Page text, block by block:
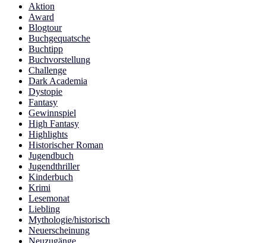
Aktion
Award
Blogtour
Buchgequatsche
Buchtipp
Buchvorstellung
Challenge
Dark Academia
Dystopie
Fantasy
Gewinnspiel
High Fantasy
Highlights
Historischer Roman
Jugendbuch
Jugendthriller
Kinderbuch
Krimi
Lesemonat
Liebling
Mythologie/historisch
Neuerscheinung
Neuzugänge